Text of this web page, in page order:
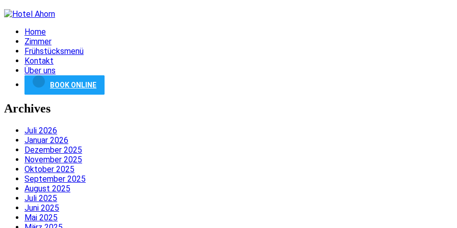
Home
Zimmer
Frühstücksmenü
Kontakt
Über uns
BOOK ONLINE
Archives
Juli 2026
Januar 2026
Dezember 2025
November 2025
Oktober 2025
September 2025
August 2025
Juli 2025
Juni 2025
Mai 2025